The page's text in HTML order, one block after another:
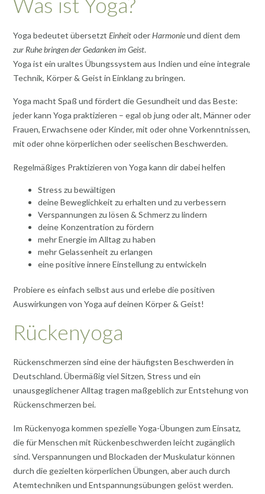
Yoga bedeutet übersetzt EinheitoderHarmonieund dient dem
zur Ruhe bringen der Gedanken im Geist.
Yoga ist ein uraltes Übungssystem aus Indien und eine integrale
Technik, Körper & Geist in Einklang zu bringen.
Yoga macht Spaß und fördert die Gesundheit und das Beste:
jeder kann Yoga praktizieren – egal ob jung oder alt, Männer oder
Frauen, Erwachsene oder Kinder, mit oder ohne Vorkenntnissen,
mit oder ohne körperlichen oder seelischen Beschwerden.
Regelmäßiges Praktizieren von Yoga kann dir dabei helfen
Stress zu bewältigen
deine Beweglichkeit zu erhalten und zu verbessern
Verspannungen zu lösen & Schmerz zu lindern
deine Konzentration zu fördern
mehr Energie im Alltag zu haben
mehr Gelassenheit zu erlangen
eine positive innere Einstellung zu entwickeln
Probiere es einfach selbst aus und erlebe die positiven
Auswirkungen von Yoga auf deinen Körper & Geist!
Rückenyoga
Rückenschmerzen sind eine der häufigsten Beschwerden in
Deutschland. Übermäßig viel Sitzen, Stress und ein
unausgeglichener Alltag tragen maßgeblich zur Entstehung von
Rückenschmerzen bei.
Im Rückenyoga kommen spezielle Yoga-Übungen zum Einsatz,
die für Menschen mit Rückenbeschwerden leicht zugänglich
sind. Verspannungen und Blockaden der Muskulatur können
durch die gezielten körperlichen Übungen, aber auch durch
Atemtechniken und Entspannungsübungen gelöst werden.